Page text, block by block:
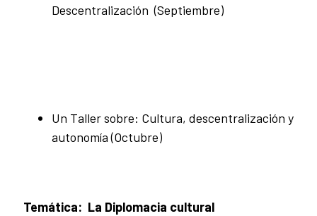
Descentralización (Septiembre)
Un Taller sobre: Cultura, descentralización y
autonomía (Octubre)
Temática: La Diplomacia cultural